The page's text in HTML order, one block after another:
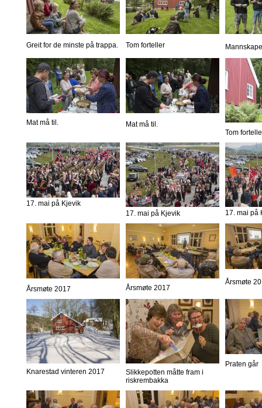
Greit for de minste på trappa. Tom forteller
Mat må til.
Mat må til.
Tom
17. mai på Kjevik
17. mai på Kjevik
17. mai på
Årsmøte 2017 Årsmøte 2017
Årsmøte
Knarestad vinteren 2017
Slikkepotten måtte fram i
riskrembakka
Praten går